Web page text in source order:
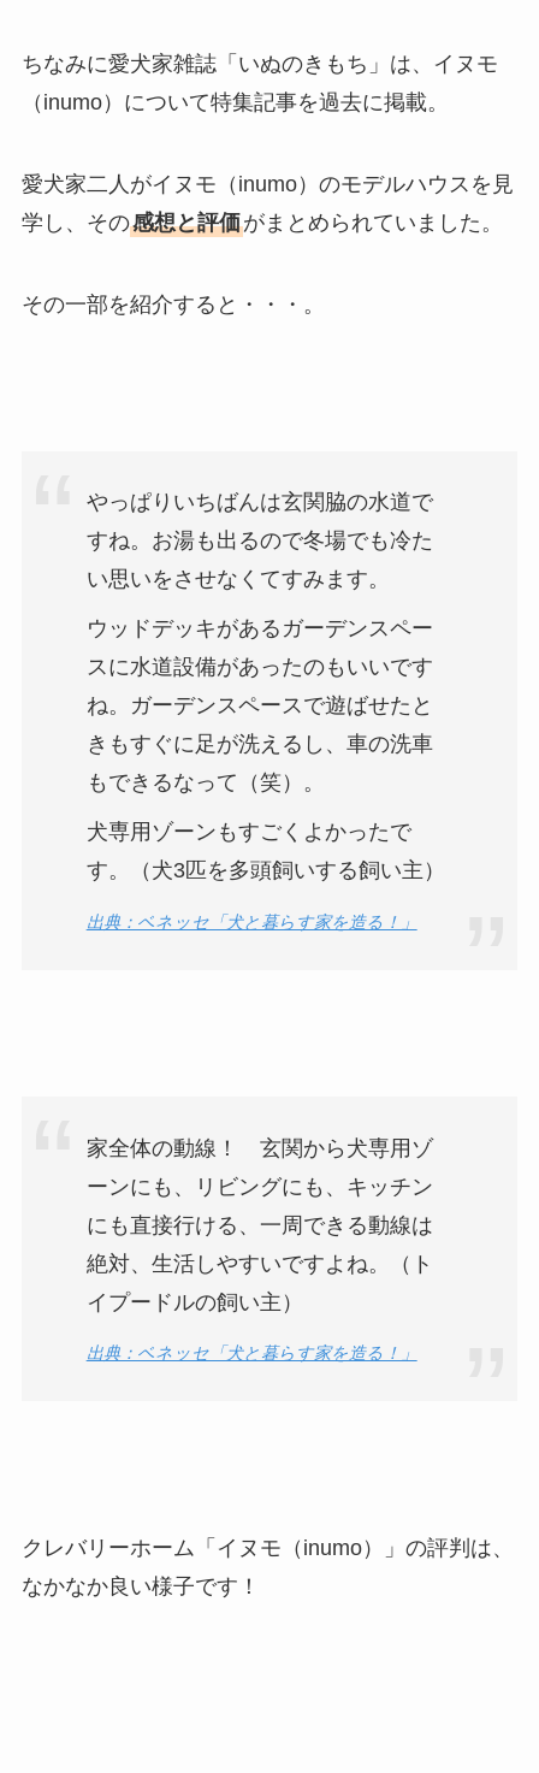
ちなみに愛犬家雑誌「いぬのきもち」は、イヌモ
（inumo）について特集記事を過去に掲載。
愛犬家二人がイヌモ（inumo）のモデルハウスを見
学し、その感想と評価がまとめられていました。
その一部を紹介すると・・・。
やっぱりいちばんは玄関脇の水道で
すね。お湯も出るので冬場でも冷た
い思いをさせなくてすみます。
ウッドデッキがあるガーデンスペー
スに水道設備があったのもいいです
ね。ガーデンスペースで遊ばせたと
きもすぐに足が洗えるし、車の洗車
もできるなって（笑）。
犬専用ゾーンもすごくよかったで
す。（犬3匹を多頭飼いする飼い主）
出典：ベネッセ「犬と暮らす家を造る！」
家全体の動線！ 玄関から犬専用ゾ
ーンにも、リビングにも、キッチン
にも直接行ける、一周できる動線は
絶対、生活しやすいですよね。（ト
イプードルの飼い主）
出典：ベネッセ「犬と暮らす家を造る！」
クレバリーホーム「イヌモ（inumo）」の評判は、
なかなか良い様子です！